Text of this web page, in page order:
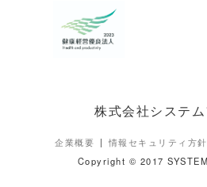
株式会社システ
企業概要 情報セキュリティ方針
Copyright © 2017